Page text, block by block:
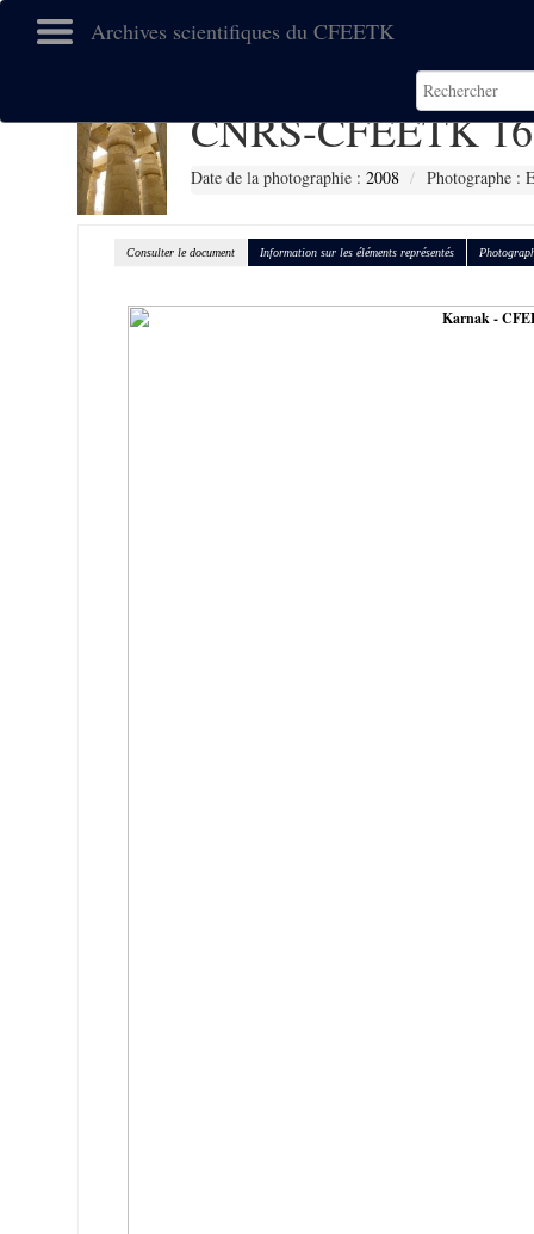
Archives scientifiques du CFEETK
CNRS-CFEETK
Date de la photographie : 2008 Photographe :
Consulter le document Information sur les éléments représentés